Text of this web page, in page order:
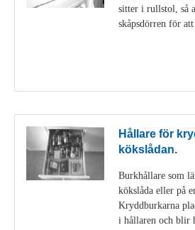
sitter i rullstol, så
skåpsdörren för att
Hållare för
kökslådan.
Burkhållare som
kökslåda eller på
Kryddburkarna
i hållaren och blir